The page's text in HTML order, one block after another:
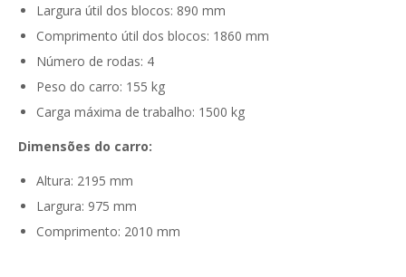
Largura útil dos blocos: 890 mm
Comprimento útil dos blocos: 1860 mm
Número de rodas: 4
Peso do carro: 155 kg
Carga máxima de trabalho: 1500 kg
Dimensões do carro:
Altura: 2195 mm
Largura: 975 mm
Comprimento: 2010 mm